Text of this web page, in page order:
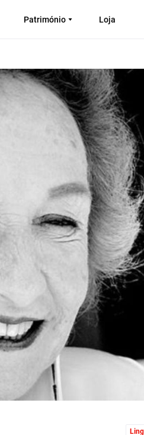
Património Loja